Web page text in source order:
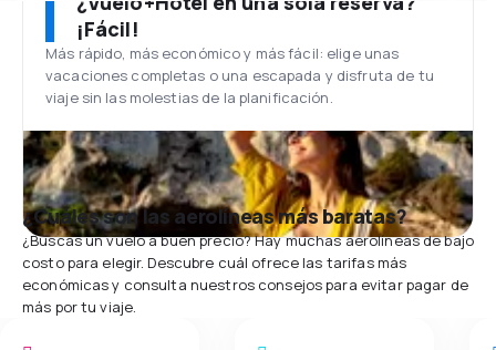
¡Fácil!
Más rápido, más económico y más fácil: elige unas
vacaciones completas o una escapada y disfruta de tu
viaje sin las molestias de la planificación.
¿Cuáles son las aerolíneas más baratas?
¿Buscas un vuelo a buen precio? Hay muchas aerolíneas de bajo
costo para elegir. Descubre cuál ofrece las tarifas más
económicas y consulta nuestros consejos para evitar pagar de
más por tu viaje.